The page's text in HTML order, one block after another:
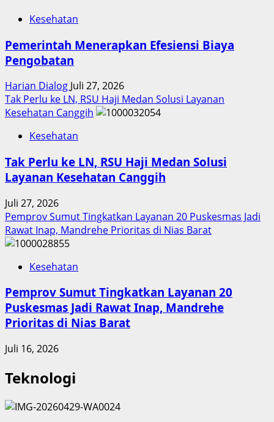
Kesehatan
Pemerintah Menerapkan Efesiensi Biaya
Pengobatan
Harian Dialog Juli 27, 2026
Tak Perlu ke LN, RSU Haji Medan Solusi Layanan
Kesehatan Canggih
Kesehatan
Tak Perlu ke LN, RSU Haji Medan Solusi
Layanan Kesehatan Canggih
Juli 27, 2026
Pemprov Sumut Tingkatkan Layanan 20 Puskesmas Jadi
Rawat Inap, Mandrehe Prioritas di Nias Barat
Kesehatan
Pemprov Sumut Tingkatkan Layanan 20
Puskesmas Jadi Rawat Inap, Mandrehe
Prioritas di Nias Barat
Juli 16, 2026
Teknologi